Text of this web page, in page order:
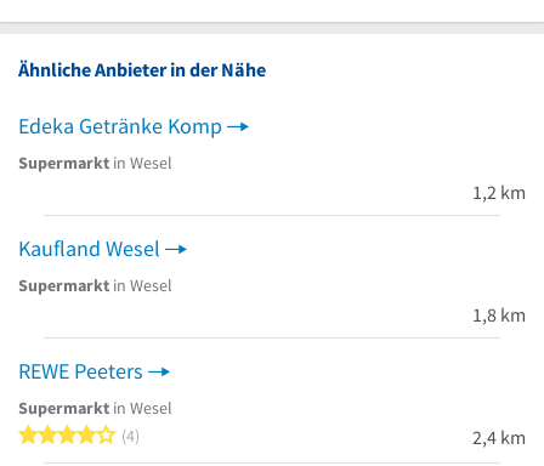
Ähnliche Anbieter in der Nähe
Edeka Getränke Komp
Supermarkt in Wesel
1,2 km
Kaufland Wesel
Supermarkt in Wesel
1,8 km
REWE Peeters
Supermarkt in Wesel
4 von 5 Sternen
4 2,4 km